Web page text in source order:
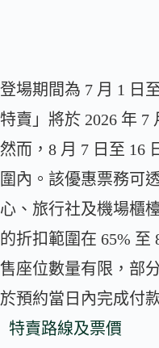
登場期間為 7 月 1 日
特賣」將於 2026 年 7
然而，8 月 7 日至 16
圍內。該優惠票務可
心、旅行社及機場櫃
的折扣範圍在 65% 至
售座位數量有限，部
於預約當日內完成付
特賣路線及票價